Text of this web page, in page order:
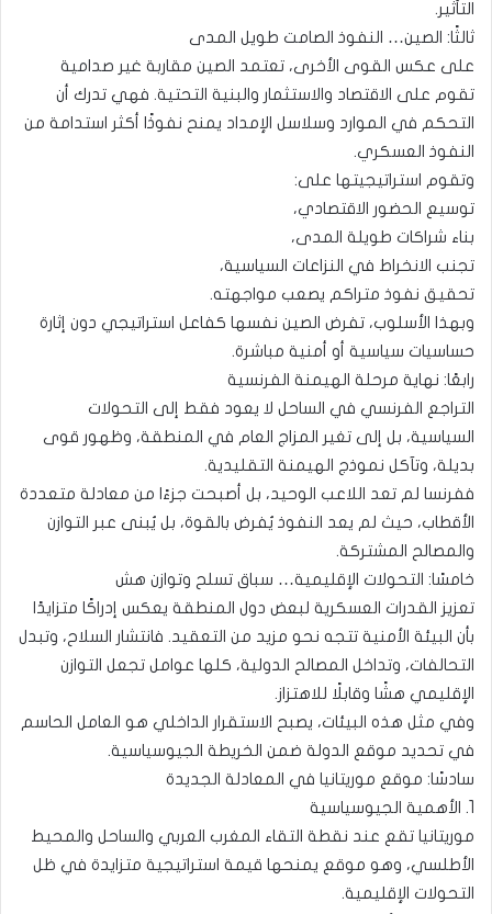
التأثير.
ثالثًا: الصين… النفوذ الصامت طويل المدى
على عكس القوى الأخرى، تعتمد الصين مقاربة غير صدامية
تقوم على الاقتصاد والاستثمار والبنية التحتية. فهي تدرك أن
التحكم في الموارد وسلاسل الإمداد يمنح نفوذًا أكثر استدامة من
النفوذ العسكري.
وتقوم استراتيجيتها على:
توسيع الحضور الاقتصادي،
بناء شراكات طويلة المدى،
تجنب الانخراط في النزاعات السياسية،
تحقيق نفوذ متراكم يصعب مواجهته.
وبهذا الأسلوب، تفرض الصين نفسها كفاعل استراتيجي دون إثارة
حساسيات سياسية أو أمنية مباشرة.
رابعًا: نهاية مرحلة الهيمنة الفرنسية
التراجع الفرنسي في الساحل لا يعود فقط إلى التحولات
السياسية، بل إلى تغير المزاج العام في المنطقة، وظهور قوى
بديلة، وتآكل نموذج الهيمنة التقليدية.
ففرنسا لم تعد اللاعب الوحيد، بل أصبحت جزءًا من معادلة متعددة
الأقطاب، حيث لم يعد النفوذ يُفرض بالقوة، بل يُبنى عبر التوازن
والمصالح المشتركة.
خامسًا: التحولات الإقليمية… سباق تسلح وتوازن هش
تعزيز القدرات العسكرية لبعض دول المنطقة يعكس إدراكًا متزايدًا
بأن البيئة الأمنية تتجه نحو مزيد من التعقيد. فانتشار السلاح، وتبدل
التحالفات، وتداخل المصالح الدولية، كلها عوامل تجعل التوازن
الإقليمي هشًا وقابلًا للاهتزاز.
وفي مثل هذه البيئات، يصبح الاستقرار الداخلي هو العامل الحاسم
في تحديد موقع الدولة ضمن الخريطة الجيوسياسية.
سادسًا: موقع موريتانيا في المعادلة الجديدة
1. الأهمية الجيوسياسية
موريتانيا تقع عند نقطة التقاء المغرب العربي والساحل والمحيط
الأطلسي، وهو موقع يمنحها قيمة استراتيجية متزايدة في ظل
التحولات الإقليمية.